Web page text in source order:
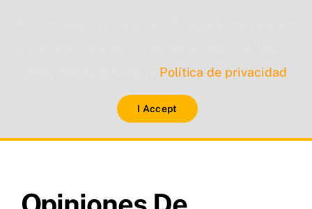
Política de privacidad
I Accept